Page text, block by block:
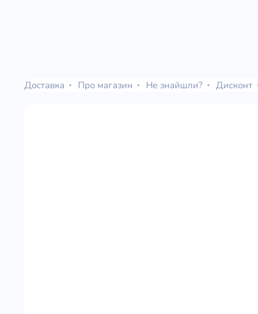
Доставка Про магазин Не знайшли? Дисконт